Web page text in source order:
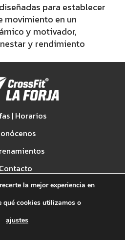
para establecer
movimiento en un
y motivador,
y rendimiento
| Horarios
Contacto
| Noticias
Games
la mejor experiencia en
qué cookies utilizamos o
ajustes